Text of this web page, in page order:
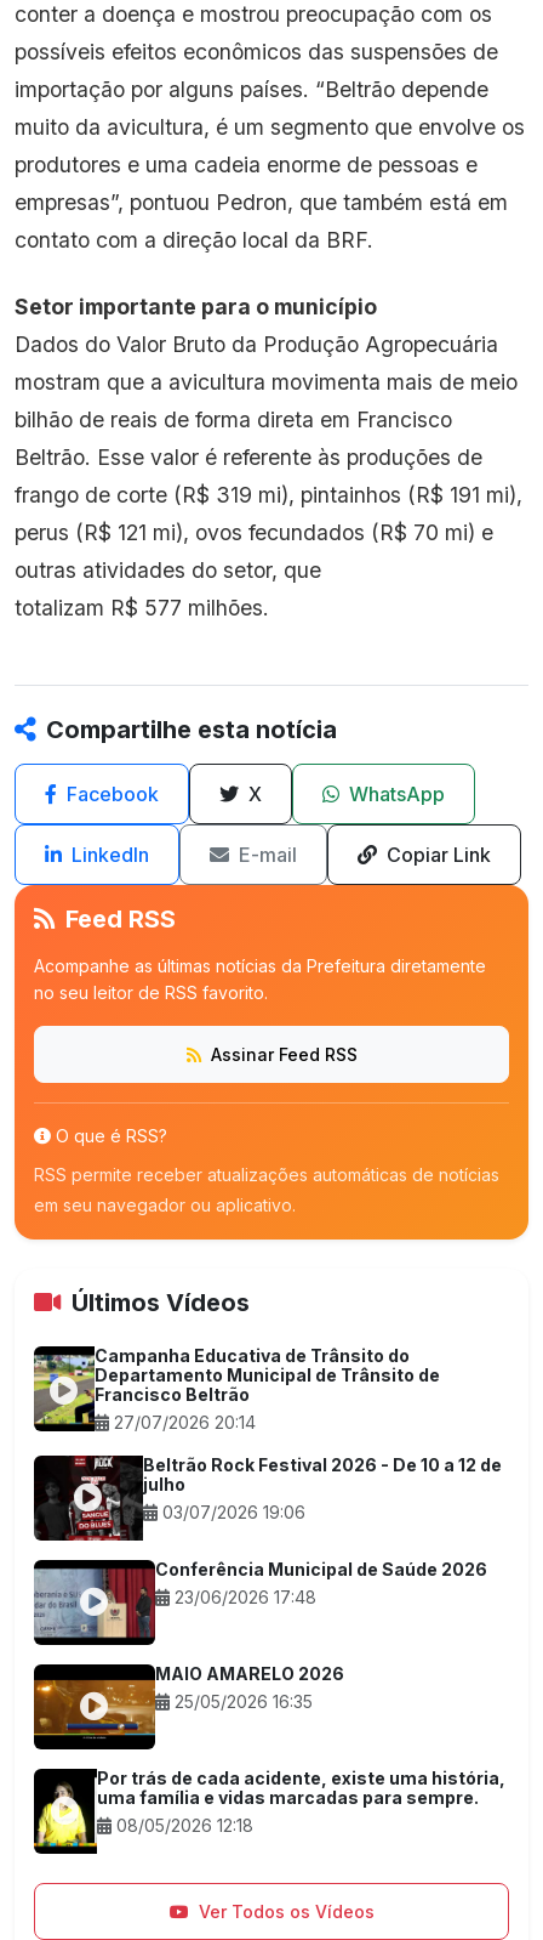
conter a doença e mostrou preocupação com os
possíveis efeitos econômicos das suspensões de
importação por alguns países. “Beltrão depende
muito da avicultura, é um segmento que envolve os
produtores e uma cadeia enorme de pessoas e
empresas”, pontuou Pedron, que também está em
contato com a direção local da BRF.
Setor importante para o município
Dados do Valor Bruto da Produção Agropecuária
mostram que a avicultura movimenta mais de meio
bilhão de reais de forma direta em Francisco
Beltrão. Esse valor é referente às produções de
frango de corte (R$ 319 mi), pintainhos (R$ 191 mi),
perus (R$ 121 mi), ovos fecundados (R$ 70 mi) e
outras atividades do setor, que
totalizam R$ 577 milhões.
Compartilhe esta notícia
Facebook X WhatsApp
LinkedIn E-mail Copiar Link
Feed RSS
Acompanhe as últimas notícias da Prefeitura diretamente
no seu leitor de RSS favorito.
Assinar Feed RSS
O que é RSS?
RSS permite receber atualizações automáticas de notícias
em seu navegador ou aplicativo.
Últimos Vídeos
Campanha Educativa de Trânsito do
Departamento Municipal de Trânsito de
Francisco Beltrão
27/07/2026 20:14
Beltrão Rock Festival 2026 - De 10 a 12 de
julho
03/07/2026 19:06
Conferência Municipal de Saúde 2026
23/06/2026 17:48
MAIO AMARELO 2026
25/05/2026 16:35
Por trás de cada acidente, existe uma história,
uma família e vidas marcadas para sempre.
08/05/2026 12:18
Ver Todos os Vídeos